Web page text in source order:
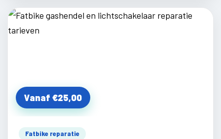
Vanaf €25,00
Fatbike reparatie